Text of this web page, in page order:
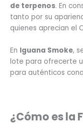
de terpenos. En
tanto por su
quienes aprecian el
En Iguana Smoke,
lote para ofrecerte
para auténticos
¿Cómo es la